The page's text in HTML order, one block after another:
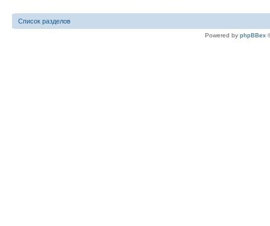
Список разделов
Powered by phpBBex